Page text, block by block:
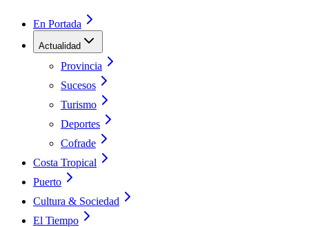
En Portada
Actualidad
Provincia
Sucesos
Turismo
Deportes
Cofrade
Costa Tropical
Puerto
Cultura & Sociedad
El Tiempo